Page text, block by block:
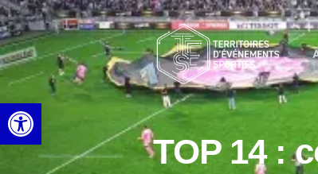
Ouvrir la barre d’outils
Skip
to
main
content
TOP 14 :